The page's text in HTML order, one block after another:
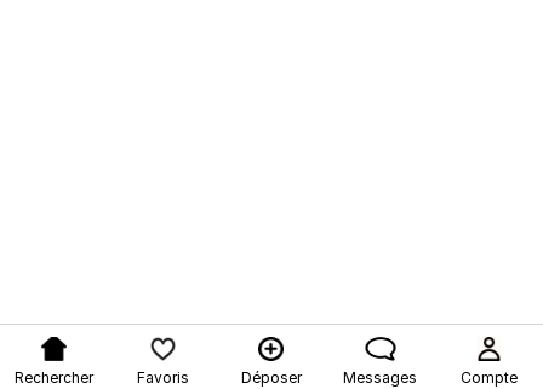
Rechercher Favoris Déposer Messages Compte